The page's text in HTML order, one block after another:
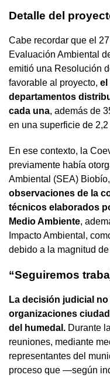
Detalle del
Cabe recordar que el
Evaluación Ambiental
emitió una Resolución
favorable al proyecto, el
departamentos
cada una, además de
en una superficie de
En ese contexto, la
previamente había
Ambiental (SEA) Biobío,
observaciones de la
técnicos elaborados
Medio Ambiente,
Impacto Ambiental,
debido a la magnitud
“Seguiremos
La decisión judicial
organizaciones
del humedal. Durante
reuniones, mediante
representantes del
proceso que —según